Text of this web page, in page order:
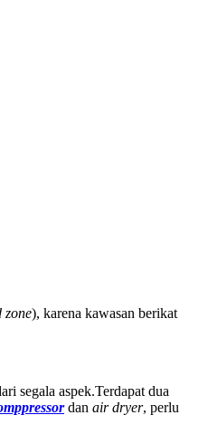
zone), karena kawasan berikat
segala aspek.Terdapat dua
dan air dryer, perlu